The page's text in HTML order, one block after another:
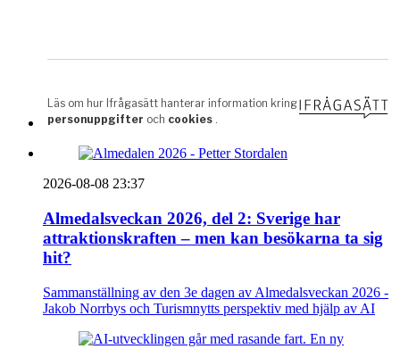
2026-08-08 23:37
Almedalsveckan 2026, del 2: Sverige har
attraktionskraften – men kan besökarna ta sig
hit?
Sammanställning av den 3e dagen av Almedalsveckan 2026 -
Jakob Norrbys och Turismnytts perspektiv med hjälp av AI